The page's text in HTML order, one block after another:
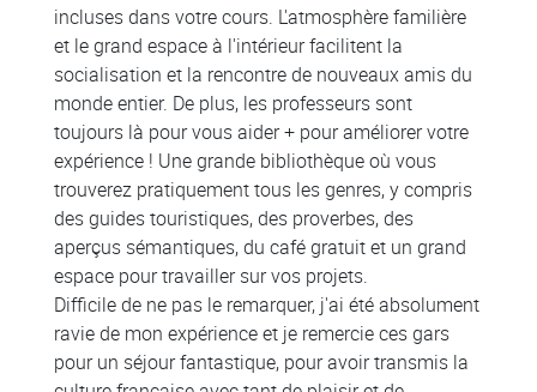
incluses dans votre cours. L'atmosphère familière
et le grand espace à l'intérieur facilitent la
socialisation et la rencontre de nouveaux amis du
monde entier. De plus, les professeurs sont
toujours là pour vous aider + pour améliorer votre
expérience ! Une grande bibliothèque où vous
trouverez pratiquement tous les genres, y compris
des guides touristiques, des proverbes, des
aperçus sémantiques, du café gratuit et un grand
espace pour travailler sur vos projets.
Difficile de ne pas le remarquer, j'ai été absolument
ravie de mon expérience et je remercie ces gars
pour un séjour fantastique, pour avoir transmis la